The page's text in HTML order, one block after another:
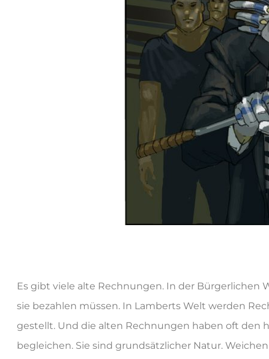
Es gibt viele alte Rechnungen. In der Bürgerlichen
sie bezahlen müssen. In Lamberts Welt werden
gestellt. Und die alten Rechnungen haben oft den
begleichen. Sie sind grundsätzlicher Natur.